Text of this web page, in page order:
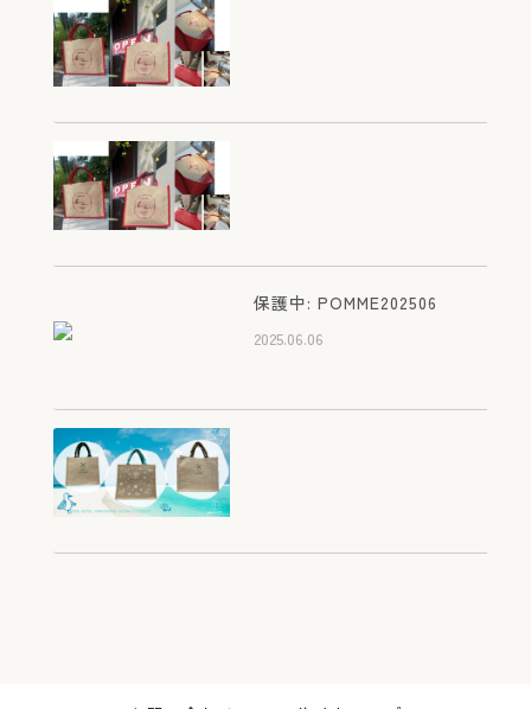
オリジナルジュートバッグに
ついて～初めてのお問い合わ
せの前にご一読ください～
2026.03.05
滋賀 彦根 カフェレストラ
ン ポムダムール様 オリジ
滋賀 彦根 カフェレストラ
ン ポムダムール様 オリジ
ナルジュートバッグ
2025.07.21
保護中: POMME202506
2025.06.06
屋久島 ホテル シーサイド